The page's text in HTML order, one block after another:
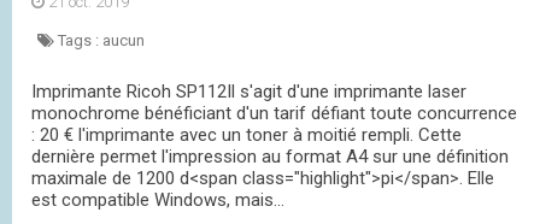
Tags : aucun
Imprimante Ricoh SP112Il s'agit d'une imprimante laser
monochrome bénéficiant d'un tarif défiant toute concurrence
: 20 € l'imprimante avec un toner à moitié rempli. Cette
dernière permet l'impression au format A4 sur une définition
maximale de 1200 d<span class="highlight">pi</span>. Elle
est compatible Windows, mais...